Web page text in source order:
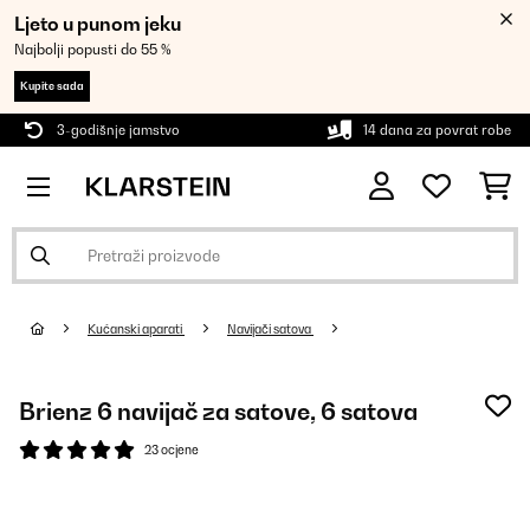
Ljeto u punom jeku
Najbolji popusti do 55 %
Kupite sada
3-godišnje jamstvo 14 dana za povrat robe
Kućanski aparati Navijači satova
Brienz 6 navijač za satove, 6 satova
23 ocjene